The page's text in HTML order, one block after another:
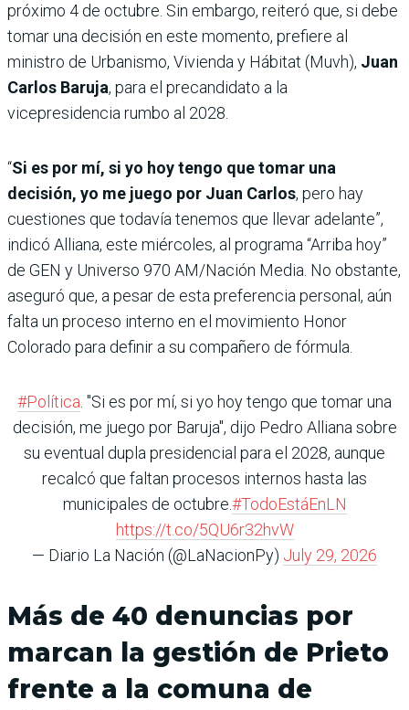
próximo 4 de octubre. Sin embargo, reiteró que, si debe
tomar una decisión en este momento, prefiere al
ministro de Urbanismo, Vivienda y Hábitat (Muvh), Juan
Carlos Baruja, para el precandidato a la
vicepresidencia rumbo al 2028.
“Si es por mí, si yo hoy tengo que tomar una
decisión, yo me juego por Juan Carlos, pero hay
cuestiones que todavía tenemos que llevar adelante”,
indicó Alliana, este miércoles, al programa “Arriba hoy”
de GEN y Universo 970 AM/Nación Media. No obstante,
aseguró que, a pesar de esta preferencia personal, aún
falta un proceso interno en el movimiento Honor
Colorado para definir a su compañero de fórmula.
#Política. "Si es por mí, si yo hoy tengo que tomar una
decisión, me juego por Baruja", dijo Pedro Alliana sobre
su eventual dupla presidencial para el 2028, aunque
recalcó que faltan procesos internos hasta las
municipales de octubre.#TodoEstáEnLN
https://t.co/5QU6r32hvW
— Diario La Nación (@LaNacionPy) July 29, 2026
Más de 40 denuncias por
marcan la gestión de Prieto
frente a la comuna de